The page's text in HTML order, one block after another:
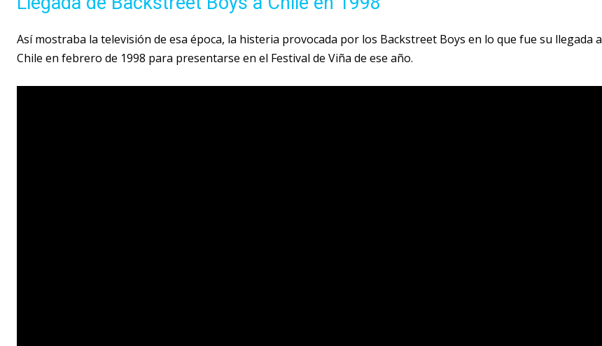
Así mostraba la televisión de esa época, la histeria provocada por los Backstreet Boys en lo que fue su llegada a
Chile en febrero de 1998 para presentarse en el Festival de Viña de ese año.